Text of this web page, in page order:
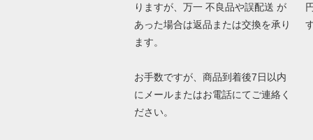
りますが、万一 不良品や誤配送 が
あった場合は返品または交換を承り
ます。
お手数ですが、商品到着後7日以内
にメールまたはお電話にてご連絡く
ださい。